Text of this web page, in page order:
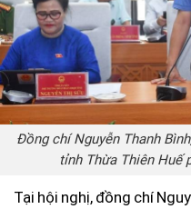
Đồng chí Nguyễn Thanh
tỉnh Thừa Thiên Huế
Tại hội nghị, đồng chí